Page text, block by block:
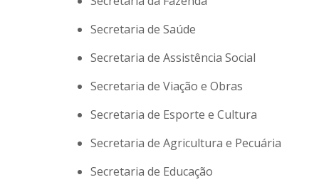
Secretaria de Saúde
Secretaria de Assistência Social
Secretaria de Viação e Obras
Secretaria de Esporte e Cultura
Secretaria de Agricultura e Pecuária
Secretaria de Educação